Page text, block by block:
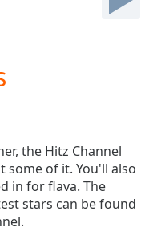
the Hitz Channel
some of it. You'll also
in for flava. The
stars can be found